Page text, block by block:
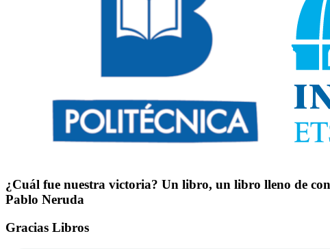
¿Cuál fue nuestra victoria? Un libro, un libro lleno de
Pablo Neruda
Gracias Libros